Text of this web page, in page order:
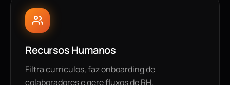
Recursos Humanos
Filtra currículos, faz onboarding de
colaboradores e gere fluxos de RH.